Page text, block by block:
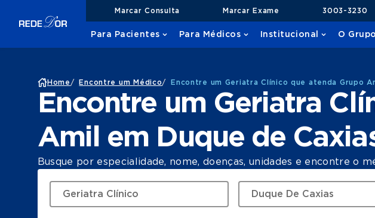
Marcar Consulta Marcar Exame 3003-3230
Para Pacientes Para Médicos Institucional O Grupo
Home / Encontre um Médico/ Encontre um Geriatra Clínico que atenda Grupo
Encontre um Geriatra
Amil em Duque de
Busque por especialidade, nome, doenças, unidades e encontre o